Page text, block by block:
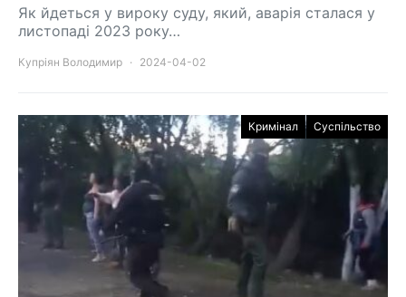
Як йдеться у вироку суду, який, аварія сталася у
листопаді 2023 року…
Купріян Володимир 2024-04-02
Кримінал Суспільство